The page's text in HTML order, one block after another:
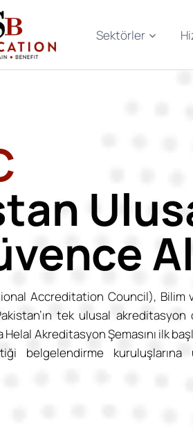
Sektörler
Accreditation Council), Bilim
Pakistan’ın tek ulusal
Helal Akreditasyon Şemasını ilk
belgelendirme kuruluşlarına